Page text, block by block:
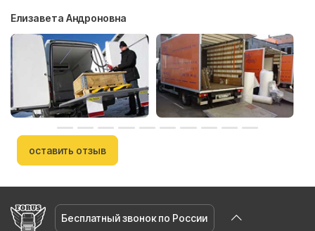
Елизавета Андроновна
оставить отзыв
Бесплатный звонок по России